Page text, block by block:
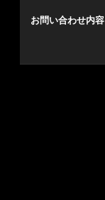
お問い合わせ内容